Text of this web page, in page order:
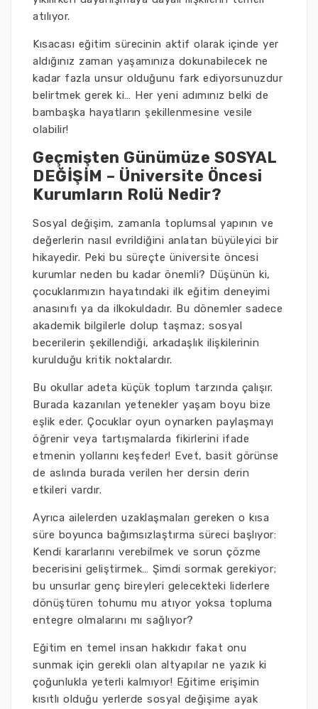
atılıyor.
Kısacası eğitim sürecinin aktif olarak içinde yer
aldığınız zaman yaşamınıza dokunabilecek ne
kadar fazla unsur olduğunu fark ediyorsunuzdur
belirtmek gerek ki… Her yeni adımınız belki de
bambaşka hayatların şekillenmesine vesile
olabilir!
Geçmişten Günümüze SOSYAL
DEĞİŞİM – Üniversite Öncesi
Kurumların Rolü Nedir?
Sosyal değişim, zamanla toplumsal yapının ve
değerlerin nasıl evrildiğini anlatan büyüleyici bir
hikayedir. Peki bu süreçte üniversite öncesi
kurumlar neden bu kadar önemli? Düşünün ki,
çocuklarımızın hayatındaki ilk eğitim deneyimi
anasınıfı ya da ilkokuldadır. Bu dönemler sadece
akademik bilgilerle dolup taşmaz; sosyal
becerilerin şekillendiği, arkadaşlık ilişkilerinin
kurulduğu kritik noktalardır.
Bu okullar adeta küçük toplum tarzında çalışır.
Burada kazanılan yetenekler yaşam boyu bize
eşlik eder. Çocuklar oyun oynarken paylaşmayı
öğrenir veya tartışmalarda fikirlerini ifade
etmenin yollarını keşfeder! Evet, basit görünse
de aslında burada verilen her dersin derin
etkileri vardır.
Ayrıca ailelerden uzaklaşmaları gereken o kısa
süre boyunca bağımsızlaştırma süreci başlıyor:
Kendi kararlarını verebilmek ve sorun çözme
becerisini geliştirmek… Şimdi sormak gerekiyor;
bu unsurlar genç bireyleri gelecekteki liderlere
dönüştüren tohumu mu atıyor yoksa topluma
entegre olmalarını mı sağlıyor?
Eğitim en temel insan hakkıdır fakat onu
sunmak için gerekli olan altyapılar ne yazık ki
çoğunlukla yeterli kalmıyor! Eğitime erişimin
kısıtlı olduğu yerlerde sosyal değişime ayak